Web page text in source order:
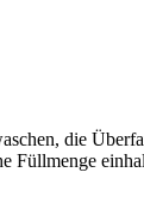
die
Füllmenge